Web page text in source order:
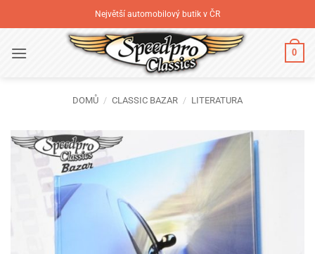
na
Největší automobilový butik v ČR
0
DOMŮ / CLASSIC BAZAR / LITERATURA